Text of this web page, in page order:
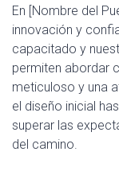
En [Nombre del
innovación y
capacitado y
permiten abordar
meticuloso y una
el diseño inicial
superar las
del camino.